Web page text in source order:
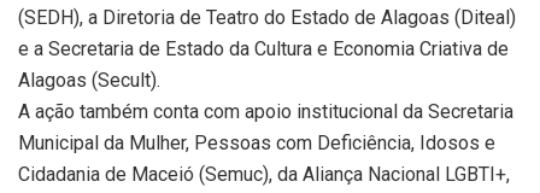
(SEDH), a Diretoria de Teatro do Estado de Alagoas (Diteal)
e a Secretaria de Estado da Cultura e Economia Criativa de
Alagoas (Secult).
A ação também conta com apoio institucional da Secretaria
Municipal da Mulher, Pessoas com Deficiência, Idosos e
Cidadania de Maceió (Semuc), da Aliança Nacional LGBTI+,